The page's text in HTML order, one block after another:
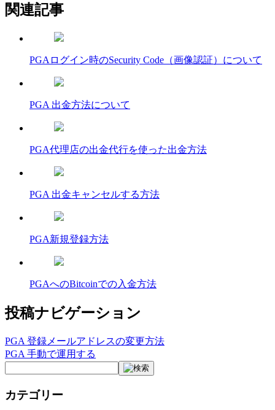
関連記事
PGAログイン時のSecurity Code（画像認証）について
PGA 出金方法について
PGA代理店の出金代行を使った出金方法
PGA 出金キャンセルする方法
PGA新規登録方法
PGAへのBitcoinでの入金方法
投稿ナビゲーション
PGA 登録メールアドレスの変更方法
PGA 手動で運用する
カテゴリー